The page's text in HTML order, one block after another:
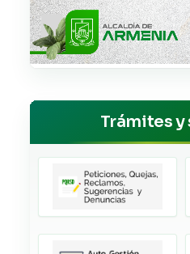
Trámites